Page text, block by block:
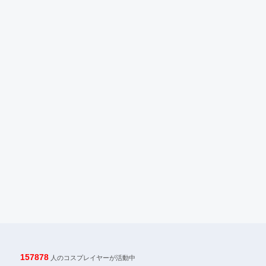
157878 人のコスプレイヤーが活動中